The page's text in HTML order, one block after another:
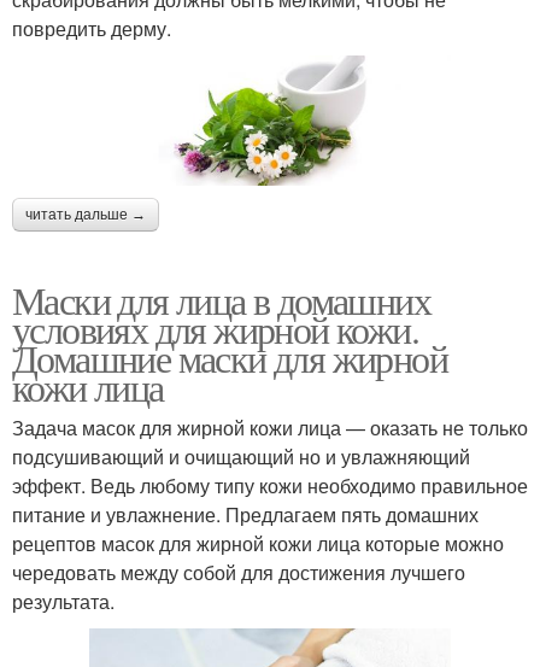
повредить дерму.
читать дальше →
Маски для лица в домашних
условиях для жирной кожи.
Домашние маски для жирной
кожи лица
Задача масок для жирной кожи лица — оказать не только
подсушивающий и очищающий но и увлажняющий
эффект. Ведь любому типу кожи необходимо правильное
питание и увлажнение. Предлагаем пять домашних
рецептов масок для жирной кожи лица которые можно
чередовать между собой для достижения лучшего
результата.